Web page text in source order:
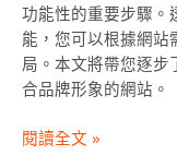
功能性的重要步驟。
能，您可以根據網站
局。本文將帶您逐步
合品牌形象的網站。
創
建
專
屬
面
閱讀全文 »